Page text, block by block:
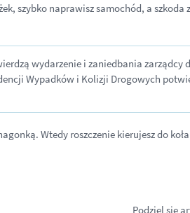
szybko naprawisz samochód, a szkoda
wydarzenie i zaniedbania zarządcy
Wypadków i Kolizji Drogowych
Wtedy roszczenie kierujesz do
Podziel się